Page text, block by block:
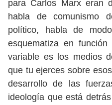
para Carlos Marx eran
habla de comunismo
político, habla de
esquematiza en
variable es los medios
que tu ejerces sobre
desarrollo de las
ideología que está